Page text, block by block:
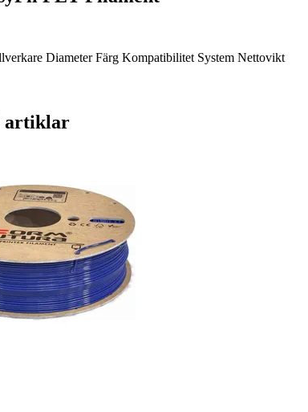
Diameter Färg Kompatibilitet System Nettovikt
artiklar